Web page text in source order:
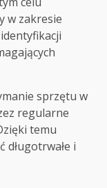
w zakresie
sprzętu w
regularne
temu
i